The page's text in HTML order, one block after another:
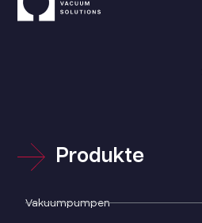
Produkte
Vakuumpumpen